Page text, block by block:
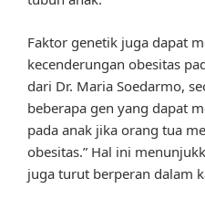
Faktor genetik juga dapat
kecenderungan obesitas
dari Dr. Maria Soedarmo,
beberapa gen yang dapat
pada anak jika orang tua
obesitas.” Hal ini
juga turut berperan dalam